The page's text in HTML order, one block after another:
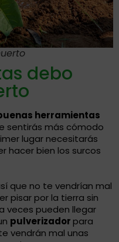
debo
herramientas
sentirás más cómodo
lugar necesitarás
hacer bien los surcos
que no te vendrían mal
pisar por la tierra sin
veces pueden llegar
pulverizador para
vendrán mal unas